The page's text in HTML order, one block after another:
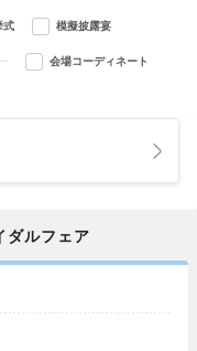
式 模擬披露宴
会場コーディネート
ダルフェア